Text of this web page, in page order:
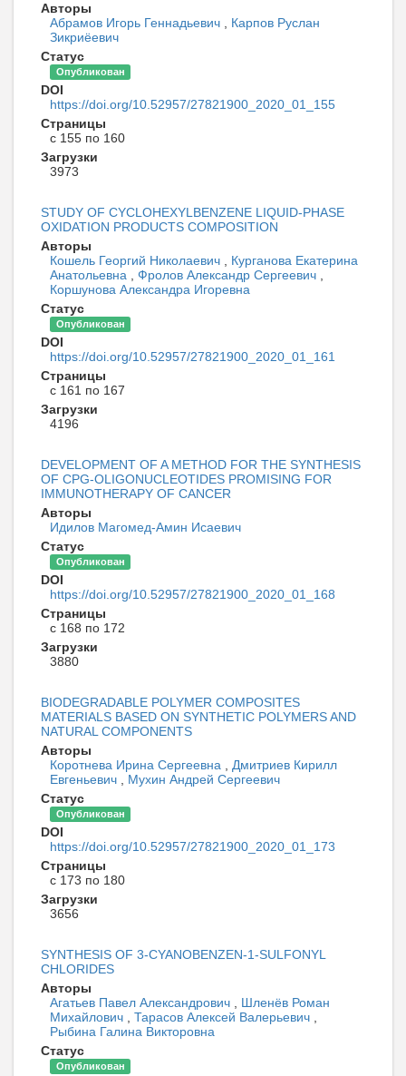
Авторы
Абрамов Игорь Геннадьевич
Карпов Руслан
Зикриёевич
Статус
Опубликован
DOI
https://doi.org/10.52957/27821900_2020_01_155
Страницы
с 155 по 160
Загрузки
3973
STUDY OF CYCLOHEXYLBENZENE LIQUID-PHASE
OXIDATION PRODUCTS COMPOSITION
Авторы
Кошель Георгий Николаевич
Курганова Екатерина
Анатольевна
Фролов Александр Сергеевич
Коршунова Александра Игоревна
Статус
Опубликован
DOI
https://doi.org/10.52957/27821900_2020_01_161
Страницы
с 161 по 167
Загрузки
4196
DEVELOPMENT OF A METHOD FOR THE SYNTHESIS
OF CPG-OLIGONUCLEOTIDES PROMISING FOR
IMMUNOTHERAPY OF CANCER
Авторы
Идилов Магомед-Амин Исаевич
Статус
Опубликован
DOI
https://doi.org/10.52957/27821900_2020_01_168
Страницы
с 168 по 172
Загрузки
3880
BIODEGRADABLE POLYMER COMPOSITES
MATERIALS BASED ON SYNTHETIC POLYMERS AND
NATURAL COMPONENTS
Авторы
Коротнева Ирина Сергеевна
Дмитриев Кирилл
Евгеньевич
Мухин Андрей Сергеевич
Статус
Опубликован
DOI
https://doi.org/10.52957/27821900_2020_01_173
Страницы
с 173 по 180
Загрузки
3656
SYNTHESIS OF 3-CYANOBENZEN-1-SULFONYL
CHLORIDES
Авторы
Агатьев Павел Александрович
Шленёв Роман
Михайлович
Тарасов Алексей Валерьевич
Рыбина Галина Викторовна
Статус
Опубликован